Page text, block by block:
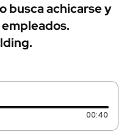
LIFESTYLE
AUTOS
busca achicarse y
00:40